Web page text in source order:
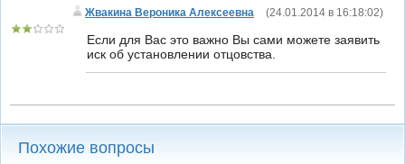
Жвакина Вероника Алексеевна (24.01.2014 в 16:18:02)
Если для Вас это важно Вы сами можете заявить
иск об установлении отцовства.
Похожие вопросы